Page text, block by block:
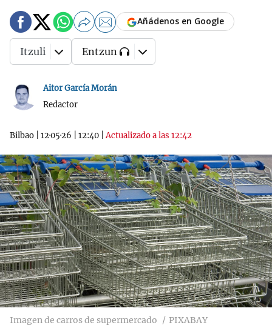
Aitor García Morán
Redactor
Bilbao 12·05·26 12:40 |Actualizado a las 12:42
Añádenos en Google
Itzuli Entzun
Imagen de carros de supermercado PIXABAY